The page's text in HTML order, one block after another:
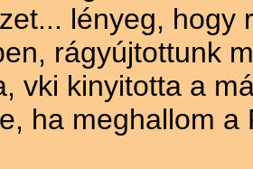
lényeg, hogy
rágyújtottunk
vki kinyitotta a
ha meghallom a